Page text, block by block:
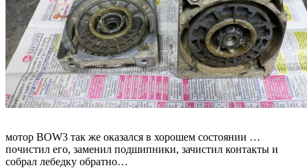
мотор BOW3 так же оказался в хорошем состоянии …
почистил его, заменил подшипники, зачистил контакты и
собрал лебедку обратно…